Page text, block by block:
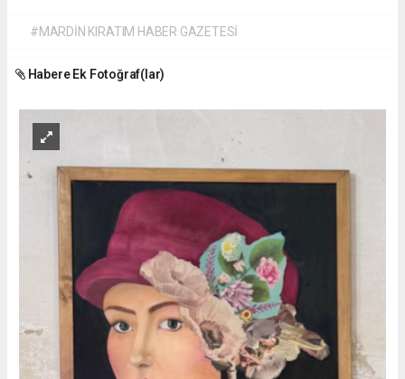
#MARDİN KIRATIM HABER GAZETESİ
Habere Ek Fotoğraf(lar)